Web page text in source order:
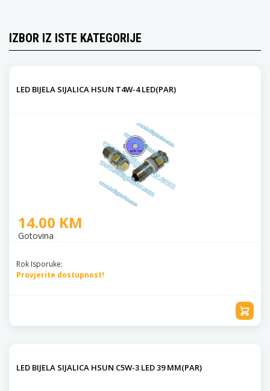
IZBOR IZ ISTE KATEGORIJE
LED BIJELA SIJALICA HSUN T4W-4 LED(PAR)
14.00 KM
Gotovina
Rok Isporuke:
Provjerite dostupnost!
LED BIJELA SIJALICA HSUN C5W-3 LED 39 MM(PAR)